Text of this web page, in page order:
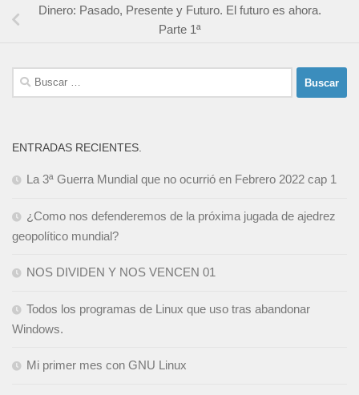
Dinero: Pasado, Presente y Futuro. El futuro es ahora.
Parte 1ª
Buscar:
ENTRADAS RECIENTES.
La 3ª Guerra Mundial que no ocurrió en Febrero 2022 cap 1
¿Como nos defenderemos de la próxima jugada de ajedrez
geopolítico mundial?
NOS DIVIDEN Y NOS VENCEN 01
Todos los programas de Linux que uso tras abandonar
Windows.
Mi primer mes con GNU Linux